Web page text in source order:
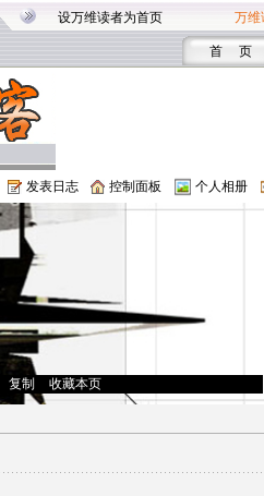
设万维读者为首页 万维
首 页
发表日志 控制面板 个人相册
复制 收藏本页